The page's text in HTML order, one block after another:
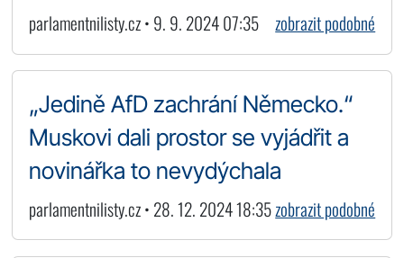
parlamentnilisty.cz • 9. 9. 2024 07:35 zobrazit podobné
„Jedině AfD zachrání Německo.“
Muskovi dali prostor se vyjádřit a
novinářka to nevydýchala
parlamentnilisty.cz • 28. 12. 2024 18:35zobrazit podobné